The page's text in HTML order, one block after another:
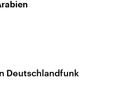
Deutschlandfunk